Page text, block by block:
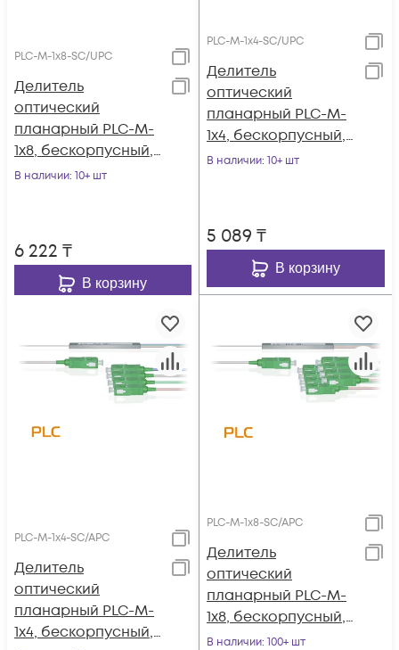
PLC-M-1x8-SC/UPC
Делитель
оптический
планарный PLC-M-
1x8, бескорпусный,
разъемы SC/UPC
В наличии: 10+ шт
6 222 ₸
В корзину
PLC-M-1x4-SC/UPC
Делитель
оптический
планарный PLC-M-
1x4, бескорпусный,
разъемы SC/UPC
В наличии: 10+ шт
5 089 ₸
В корзину
PLC-M-1x4-SC/APC
Делитель
оптический
планарный PLC-M-
1x4, бескорпусный,
PLC-M-1x8-SC/APC
Делитель
оптический
планарный PLC-M-
1x8, бескорпусный,
разъемы SC/APC
В наличии: 100+ шт